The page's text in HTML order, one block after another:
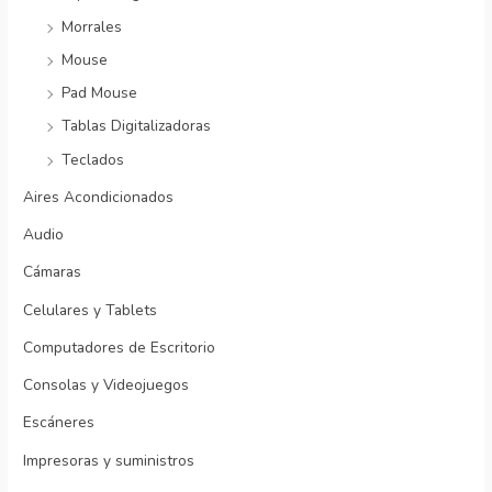
Morrales
Mouse
Pad Mouse
Tablas Digitalizadoras
Teclados
Aires Acondicionados
Audio
Cámaras
Celulares y Tablets
Computadores de Escritorio
Consolas y Videojuegos
Escáneres
Impresoras y suministros